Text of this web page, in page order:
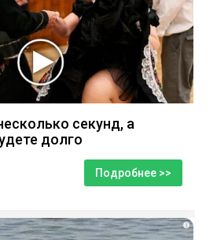
секунд, а
долго
Подробнее >>
i